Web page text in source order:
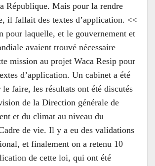
République. Mais pour la rendre
il fallait des textes d’application. <<
pour laquelle, et le gouvernement et
avaient trouvé nécessaire
mission au projet Waca Resip pour
d’application. Un cabinet a été
le faire, les résultats ont été discutés
de la Direction générale de
et du climat au niveau du
de vie. Il y a eu des validations
et finalement on a retenu 10
de cette loi, qui ont été